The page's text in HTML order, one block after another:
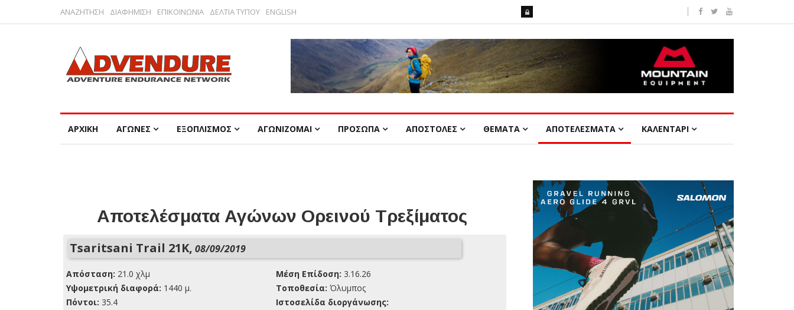
ΑΝΑΖΗΤΗΣΗ ΔΙΑΦΗΜΙΣΗ ΕΠΙΚΟΙΝΩΝΙΑ ΔΕΛΤΙΑ ΤΥΠΟΥ ENGLISH
ΑΡΧΙΚΗ ΑΓΩΝΕΣ ΕΞΟΠΛΙΣΜΟΣ ΑΓΩΝΙΖΟΜΑΙ ΠΡΟΣΩΠΑ ΑΠΟΣΤΟΛΕΣ ΘΕΜΑΤΑ ΑΠΟΤΕΛΕΣΜΑΤΑ ΚΑΛΕΝΤΑΡΙ
Αποτελέσματα Αγώνων Ορεινού Τρεξίματος
Tsaritsani Trail 21K, 08/09/2019
Απόσταση: 21.0 χλμ
Yψομετρική διαφορά: 1440 μ.
Πόντοι: 35.4
Μέση Επίδοση: 3.16.26
Τοποθεσία: Όλυμπος
Ιστοσελίδα διοργάνωσης: